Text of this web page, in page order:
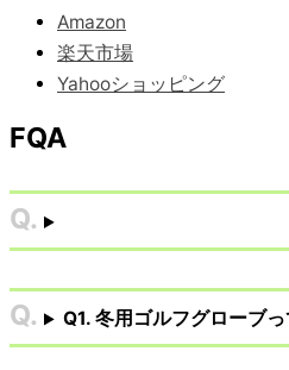
Amazon
楽天市場
Yahooショッピング
FQA
Q1. 冬用ゴルフグローブ